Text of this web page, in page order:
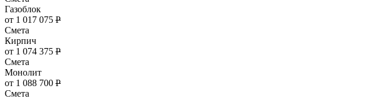
Газоблок
от 1 017 075 Р
Смета
Кирпич
от 1 074 375 Р
Смета
Монолит
от 1 088 700 Р
Смета